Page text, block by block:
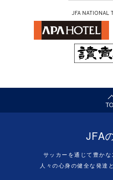
JFA NATIONAL
（ページの先頭へ）
JFA
サッカーを通じて豊かな
人々の心身の健全な発達